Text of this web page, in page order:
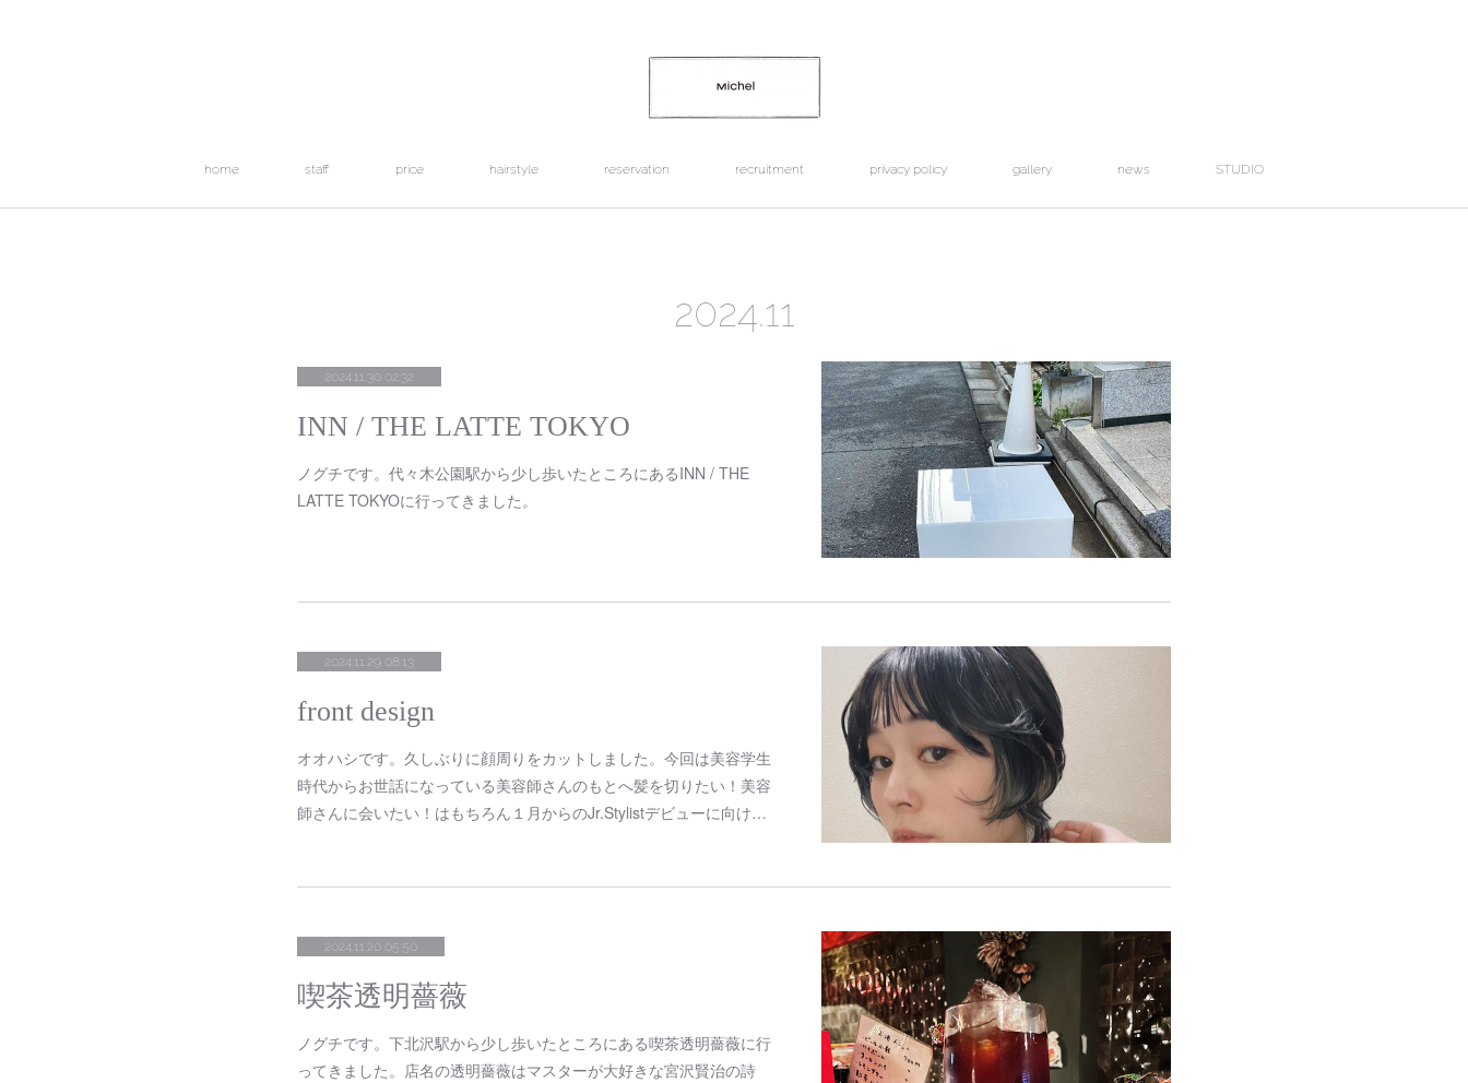
home staff price hairstyle reservation recruitment privacy policy gallery news STUDIO
2024.11
2024.11.30 02:32
INN / THE LATTE TOKYO
ノグチです。代々木公園駅から少し歩いたところにあるINN / THE
LATTE TOKYOに行ってきました。
2024.11.29 08:13
front design
オオハシです。久しぶりに顔周りをカットしました。今回は美容学生
時代からお世話になっている美容師さんのもとへ髪を切りたい！美容
師さんに会いたい！はもちろん１月からのJr.Stylistデビューに向け…
2024.11.20 05:50
喫茶透明薔薇
ノグチです。下北沢駅から少し歩いたところにある喫茶透明薔薇に行
ってきました。店名の透明薔薇はマスターが大好きな宮沢賢治の詩